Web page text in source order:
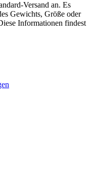
Versand an. Es
Gewichts, Größe oder
Informationen findest